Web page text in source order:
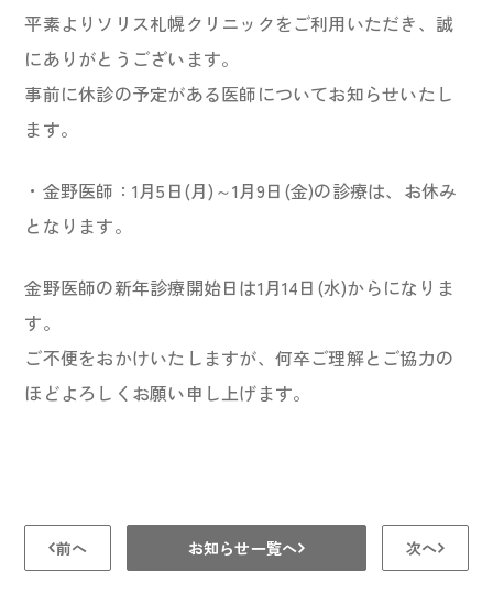
平素よりソリス札幌クリニックをご利用いただき、誠
にありがとうございます。
事前に休診の予定がある医師についてお知らせいたし
ます。
・金野医師：1月5日(月)～1月9日(金)の診療は、お休み
となります。
金野医師の新年診療開始日は1月14日(水)からになりま
す。
ご不便をおかけいたしますが、何卒ご理解とご協力の
ほどよろしくお願い申し上げます。
前へ お知らせ一覧へ 次へ